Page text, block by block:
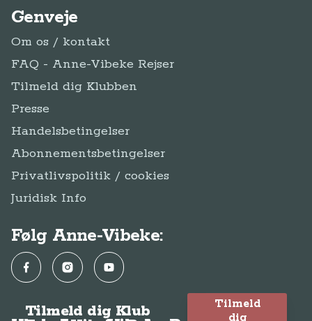
Genveje
Om os / kontakt
FAQ - Anne-Vibeke Rejser
Tilmeld dig Klubben
Presse
Handelsbetingelser
Abonnementsbetingelser
Privatlivspolitik / cookies
Juridisk Info
Følg Anne-Vibeke:
FacebookInstagramYouTube
Tilmeld dig Klub
Tilmeld
dig